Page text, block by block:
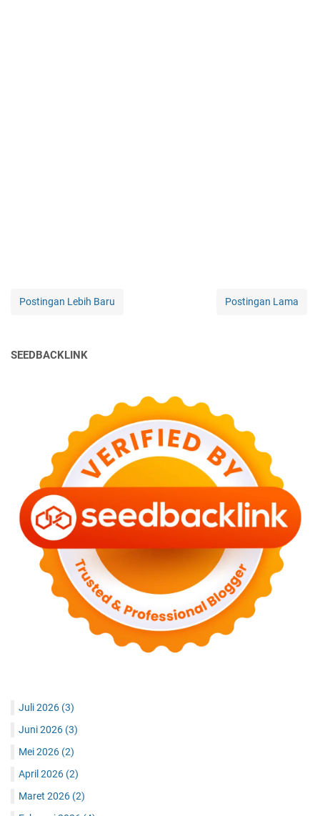
Postingan Lebih Baru Postingan Lama
SEEDBACKLINK
Juli 2026 (3)
Juni 2026 (3)
Mei 2026 (2)
April 2026 (2)
Maret 2026 (2)